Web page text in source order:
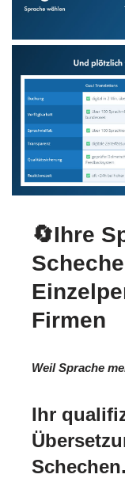
🔄Ihre
Firmen
Weil Sprache
Ihr
Schechen.